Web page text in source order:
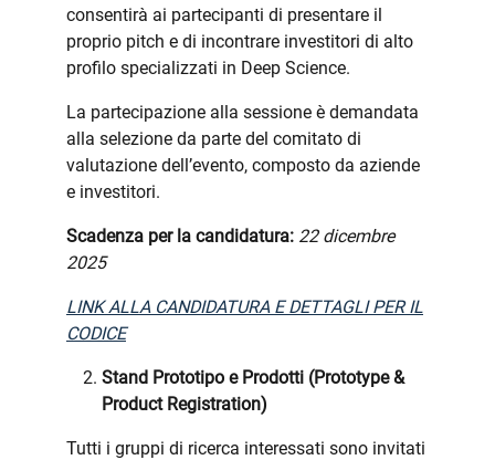
consentirà ai partecipanti di presentare il
proprio pitch e di incontrare investitori di alto
profilo specializzati in Deep Science.
La partecipazione alla sessione è demandata
alla selezione da parte del comitato di
valutazione dell’evento, composto da aziende
e investitori.
Scadenza per la candidatura: 22 dicembre
2025
LINK ALLA CANDIDATURA E DETTAGLI PER IL
CODICE
Stand Prototipo e Prodotti (Prototype &
Product Registration)
Tutti i gruppi di ricerca interessati sono invitati